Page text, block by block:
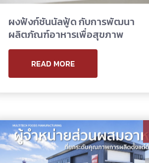
ผงฟังก์ชันนัลฟู้ด กับการพัฒนา
ผลิตภัณฑ์อาหารเพื่อสุขภาพ
READ MORE